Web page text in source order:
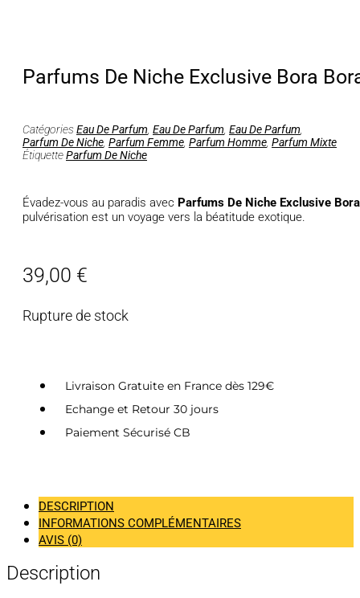
Parfums De Niche Exclusive Bora
CatégoriesEau De Parfum Eau De Parfum Eau De Parfum
Parfum De Niche Parfum Femme Parfum Homme Parfum Mixte
ÉtiquetteParfum De Niche
Évadez-vous au paradis avec Parfums De Niche Exclusive
pulvérisation est un voyage vers la béatitude exotique.
39,00 €
Rupture de stock
Livraison Gratuite en France dès 129€
Echange et Retour 30 jours
Paiement Sécurisé CB
DESCRIPTION
INFORMATIONS COMPLÉMENTAIRES
AVIS (0)
Description